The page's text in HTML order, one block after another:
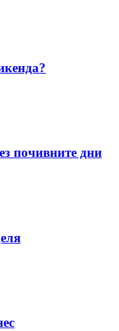
почивните дни